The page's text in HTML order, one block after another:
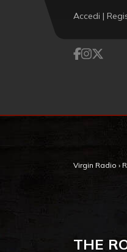
Accedi |
Virgin Radio ›
THE